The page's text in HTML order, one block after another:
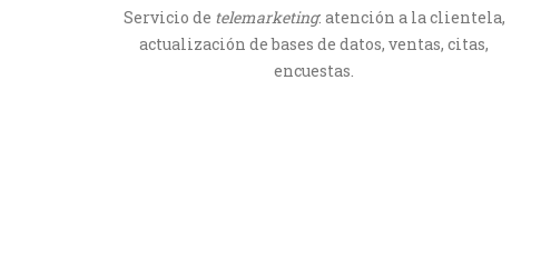
Servicio de telemarketing: atención a la clientela,
actualización de bases de datos, ventas, citas,
encuestas.